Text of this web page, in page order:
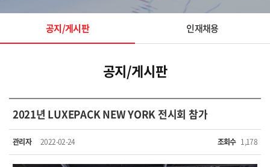
공지/게시판 인재채용
공지/게시판
2021년 LUXEPACK NEW YORK 전시회 참가
관리자 2022-02-24 조회수 1,178